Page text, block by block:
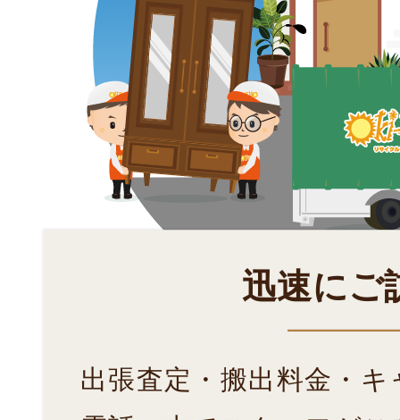
迅速にご
出張査定・搬出料金・